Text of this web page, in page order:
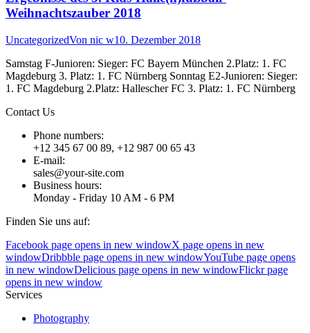
Weihnachtszauber 2018
UncategorizedVon nic w10. Dezember 2018
Samstag F-Junioren: Sieger: FC Bayern München 2.Platz: 1. FC
Magdeburg 3. Platz: 1. FC Nürnberg Sonntag E2-Junioren: Sieger:
1. FC Magdeburg 2.Platz: Hallescher FC 3. Platz: 1. FC Nürnberg
Contact Us
Phone numbers:
+12 345 67 00 89, +12 987 00 65 43
E-mail:
sales@your-site.com
Business hours:
Monday - Friday 10 AM - 6 PM
Finden Sie uns auf:
Facebook page opens in new windowX page opens in new
windowDribbble page opens in new windowYouTube page opens
in new windowDelicious page opens in new windowFlickr page
opens in new window
Services
Photography